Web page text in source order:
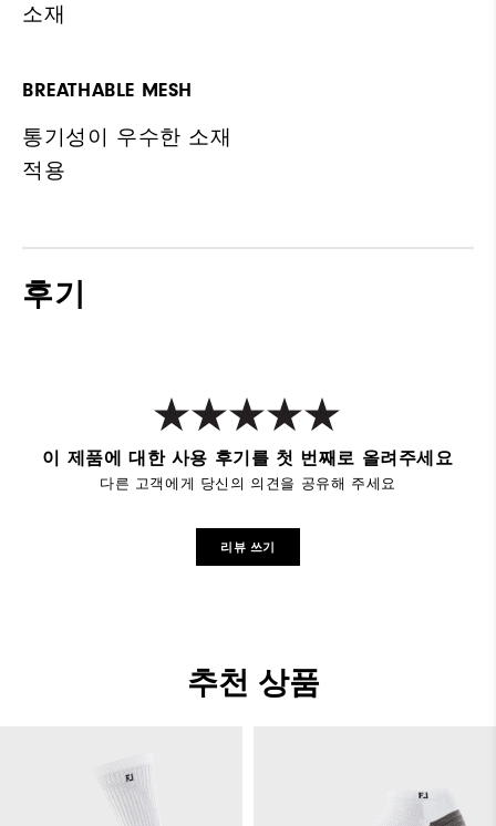
소재
BREATHABLE MESH
통기성이 우수한 소재
적용
후기
이 제품에 대한 사용 후기를 첫 번째로 올려주세요
다른 고객에게 당신의 의견을 공유해 주세요
리뷰 쓰기
추천 상품